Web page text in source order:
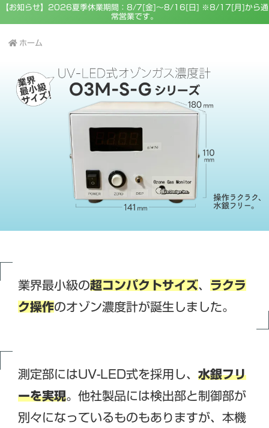
【お知らせ】2026夏季休業期間：8/7[金]～8/16[日] ※8/17[月]から通
常営業です。
ホーム
業界最小級の超コンパクトサイズ、 ラクラ
ク操作のオゾン濃度計が誕生しました。
測定部にはUV-LED式を採用し、 水銀フリ
ーを実現。他社製品には検出部と制御部が
別々になっているものもありますが、本機